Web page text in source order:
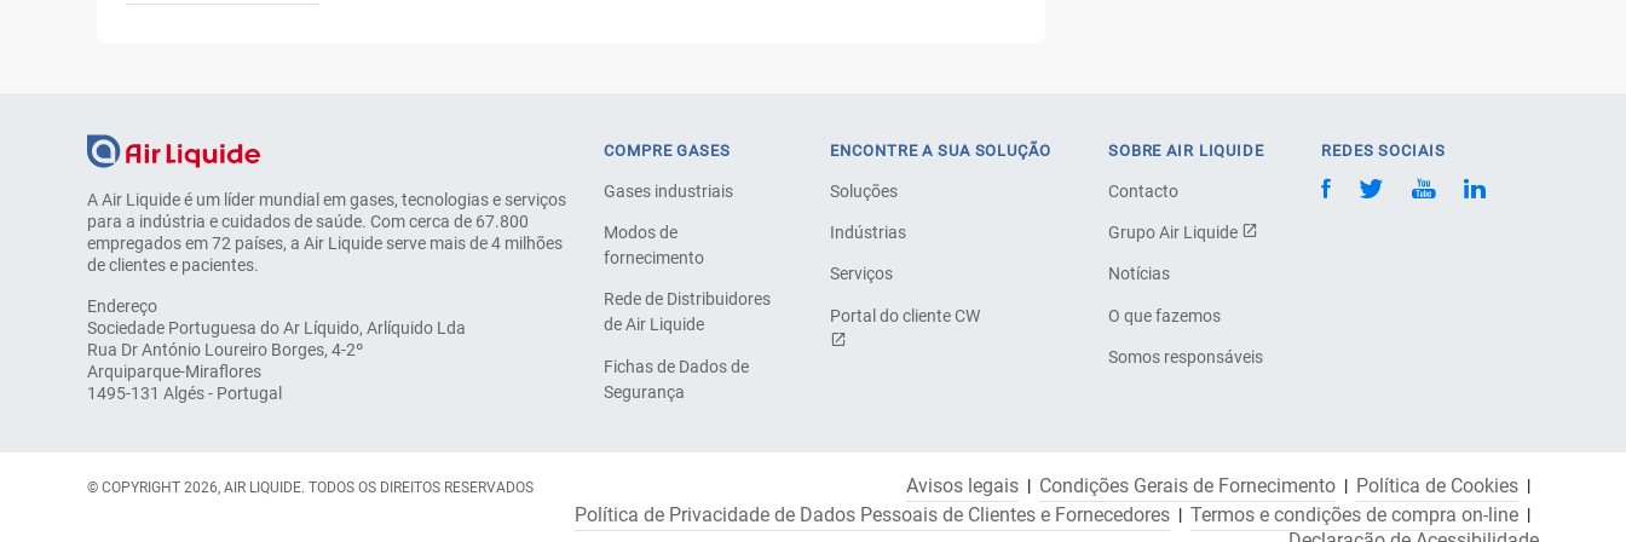
A Air Liquide é um líder mundial em gases, tecnologias e serviços
para a indústria e cuidados de saúde. Com cerca de 67.800
empregados em 72 países, a Air Liquide serve mais de 4 milhões
de clientes e pacientes.
Endereço
Sociedade Portuguesa do Ar Líquido, Arlíquido Lda
Rua Dr António Loureiro Borges, 4-2º
Arquiparque-Miraflores
1495-131 Algés - Portugal
COMPRE GASES
Gases industriais
Modos de
fornecimento
Rede de Distribuidores
de Air Liquide
Fichas de Dados de
Segurança
ENCONTRE A SUA SOLUÇÃO
Soluções
Indústrias
Serviços
Portal do cliente CW
SOBRE AIR LIQUIDE
Contacto
Grupo Air Liquide
Notícias
O que fazemos
Somos responsáveis
REDES SOCIAIS
© COPYRIGHT 2026, AIR LIQUIDE. TODOS OS DIREITOS RESERVADOS Avisos legais Condições Gerais de Fornecimento
Política de Cookies
Política de Privacidade de Dados Pessoais de Clientes e Fornecedores
Termos e condições de compra on-line